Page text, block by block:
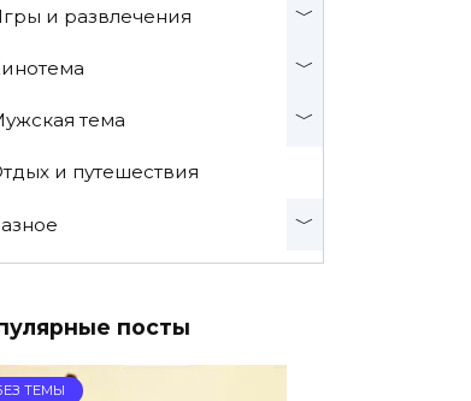
и развлечения
тема
и путешествия
посты
ТЕМЫ